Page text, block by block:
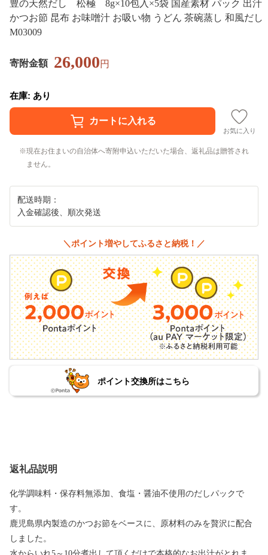
豊の天然だし 松極 8g×10包入×5袋 国産素材 パック 出汁
かつお節 昆布 お味噌汁 お吸い物 うどん 茶碗蒸し 和風だし
M03009
寄附金額 26,000円
在庫: あり
お気に入り
現在お住まいの自治体へ寄附申込いただいた場合、返礼品は贈答され
ません。
配送時期：
入金確認後、順次発送
＼ポイント増やしてふるさと納税！／
ポイント交換所はこちら
返礼品説明
化学調味料・保存料無添加、食塩・醤油不使用のだしパックで
す。
鹿児島県内製造のかつお節をベースに、原材料のみを贅沢に配合
しました。